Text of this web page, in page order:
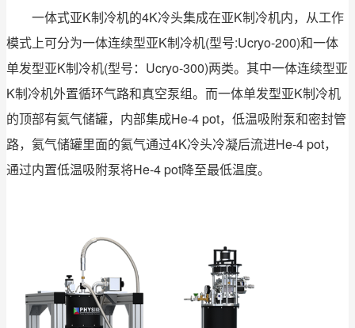
一体式亚K制冷机的4K冷头集成在亚K制冷机内，从工作
模式上可分为一体连续型亚K制冷机(型号:Ucryo-200)和一体
单发型亚K制冷机(型号：Ucryo-300)两类。其中一体连续型亚
K制冷机外置循环气路和真空泵组。而一体单发型亚K制冷机
的顶部有氦气储罐，内部集成He-4 pot，低温吸附泵和密封管
路，氦气储罐里面的氦气通过4K冷头冷凝后流进He-4 pot，
通过内置低温吸附泵将He-4 pot降至最低温度。